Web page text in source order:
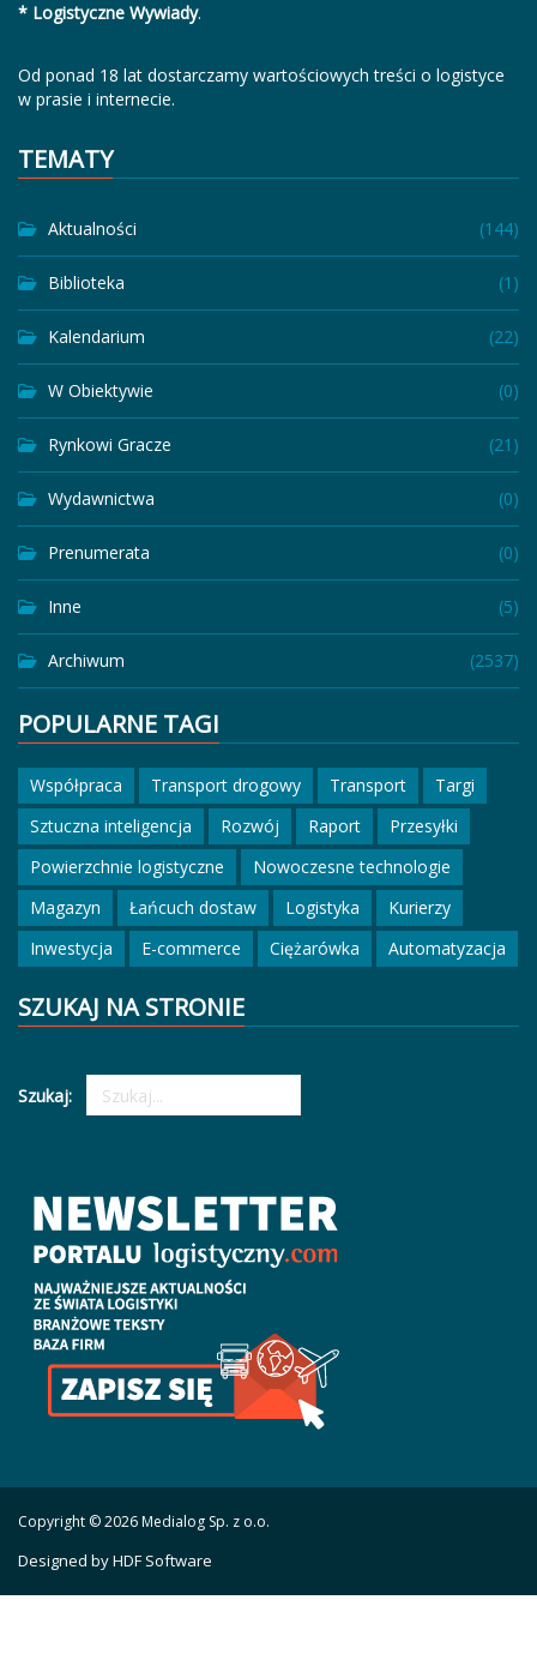
* Logistyczne Wywiady.
Od ponad 18 lat dostarczamy wartościowych treści o logistyce
w prasie i internecie.
TEMATY
Aktualności (144)
Biblioteka (1)
Kalendarium (22)
W Obiektywie (0)
Rynkowi Gracze (21)
Wydawnictwa (0)
Prenumerata (0)
Inne (5)
Archiwum (2537)
POPULARNE TAGI
Współpraca Transport drogowy Transport
Targi
Sztuczna inteligencja
Rozwój Raport
Przesyłki
Powierzchnie logistyczne
Nowoczesne technologie
Magazyn
Łańcuch dostaw Logistyka
Kurierzy
Inwestycja
E-commerce Ciężarówka Automatyzacja
SZUKAJ NA STRONIE
Szukaj:
Copyright © 2026 Medialog Sp. z o.o.
Designed by HDF Software